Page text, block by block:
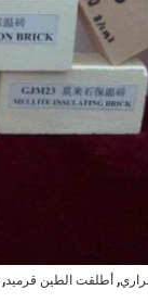
, أطلقت الطين قرميد,